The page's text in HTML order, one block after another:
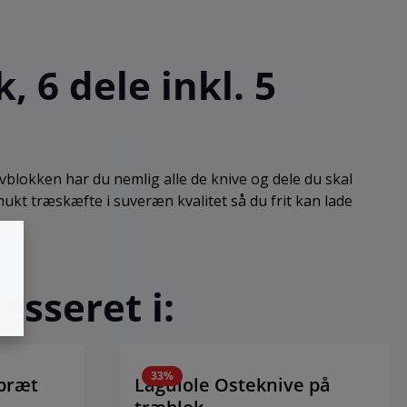
6 dele inkl. 5
har du nemlig alle de knive og dele du skal
træskæfte i suveræn kvalitet så du frit kan lade
i:
33%
Laguiole Osteknive på